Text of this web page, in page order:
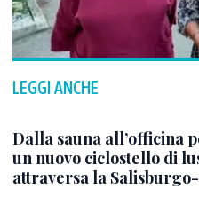
LEGGI ANCHE
Dalla sauna all’officina
un nuovo ciclostello di
attraversa la